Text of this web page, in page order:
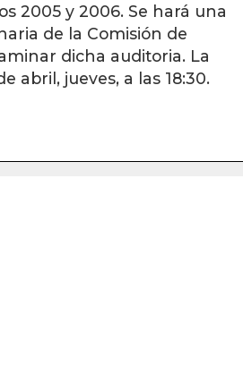
2005 y 2006. Se hará una
de la Comisión de
dicha auditoria. La
abril, jueves, a las 18:30.